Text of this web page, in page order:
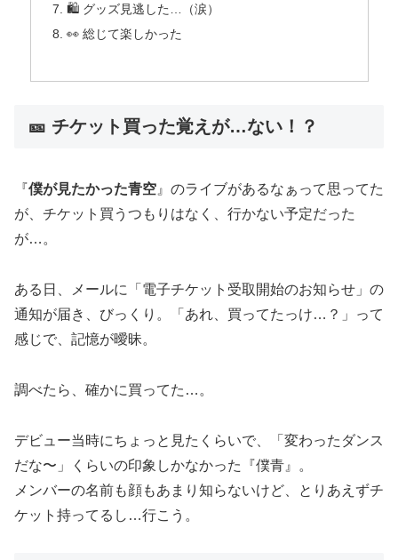
🛍 グッズ見逃した…（涙）
👀 総じて楽しかった
🎫 チケット買った覚えが…ない！？
『僕が見たかった青空 』のライブがあるなぁって思ってた
が、チケット買うつもりはなく、行かない予定だった
が…。
ある日、メールに「電子チケット受取開始のお知らせ」の
通知が届き、びっくり。「あれ、買ってたっけ…？」って
感じで、記憶が曖昧。
調べたら、確かに買ってた…。
デビュー当時にちょっと見たくらいで、「変わったダンス
だな〜」くらいの印象しかなかった『僕青』。
メンバーの名前も顔もあまり知らないけど、とりあえずチ
ケット持ってるし…行こう。